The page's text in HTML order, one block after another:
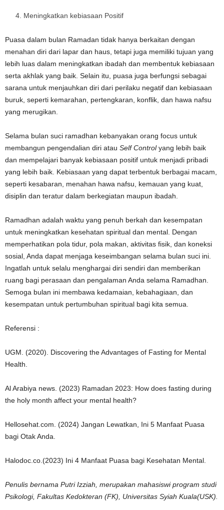
Meningkatkan kebiasaan Positif
Puasa dalam bulan Ramadan tidak hanya berkaitan dengan
menahan diri dari lapar dan haus, tetapi juga memiliki tujuan yang
lebih luas dalam meningkatkan ibadah dan membentuk kebiasaan
serta akhlak yang baik. Selain itu, puasa juga berfungsi sebagai
sarana untuk menjauhkan diri dari perilaku negatif dan kebiasaan
buruk, seperti kemarahan, pertengkaran, konflik, dan hawa nafsu
yang merugikan.
Selama bulan suci ramadhan kebanyakan orang focus untuk
membangun pengendalian diri atau Self Controlyang lebih baik
dan mempelajari banyak kebiasaan positif untuk menjadi pribadi
yang lebih baik. Kebiasaan yang dapat terbentuk berbagai macam,
seperti kesabaran, menahan hawa nafsu, kemauan yang kuat,
disiplin dan teratur dalam berkegiatan maupun ibadah.
Ramadhan adalah waktu yang penuh berkah dan kesempatan
untuk meningkatkan kesehatan spiritual dan mental. Dengan
memperhatikan pola tidur, pola makan, aktivitas fisik, dan koneksi
sosial, Anda dapat menjaga keseimbangan selama bulan suci ini.
Ingatlah untuk selalu menghargai diri sendiri dan memberikan
ruang bagi perasaan dan pengalaman Anda selama Ramadhan.
Semoga bulan ini membawa kedamaian, kebahagiaan, dan
kesempatan untuk pertumbuhan spiritual bagi kita semua.
Referensi :
UGM. (2020). Discovering the Advantages of Fasting for Mental
Health.
Al Arabiya news. (2023) Ramadan 2023: How does fasting during
the holy month affect your mental health?
Hellosehat.com. (2024) Jangan Lewatkan, Ini 5 Manfaat Puasa
bagi Otak Anda.
Halodoc.co.(2023) Ini 4 Manfaat Puasa bagi Kesehatan Mental.
Penulis bernama Putri Izziah, merupakan mahasiswi program studi
Psikologi, Fakultas Kedokteran (FK), Universitas Syiah Kuala(USK).